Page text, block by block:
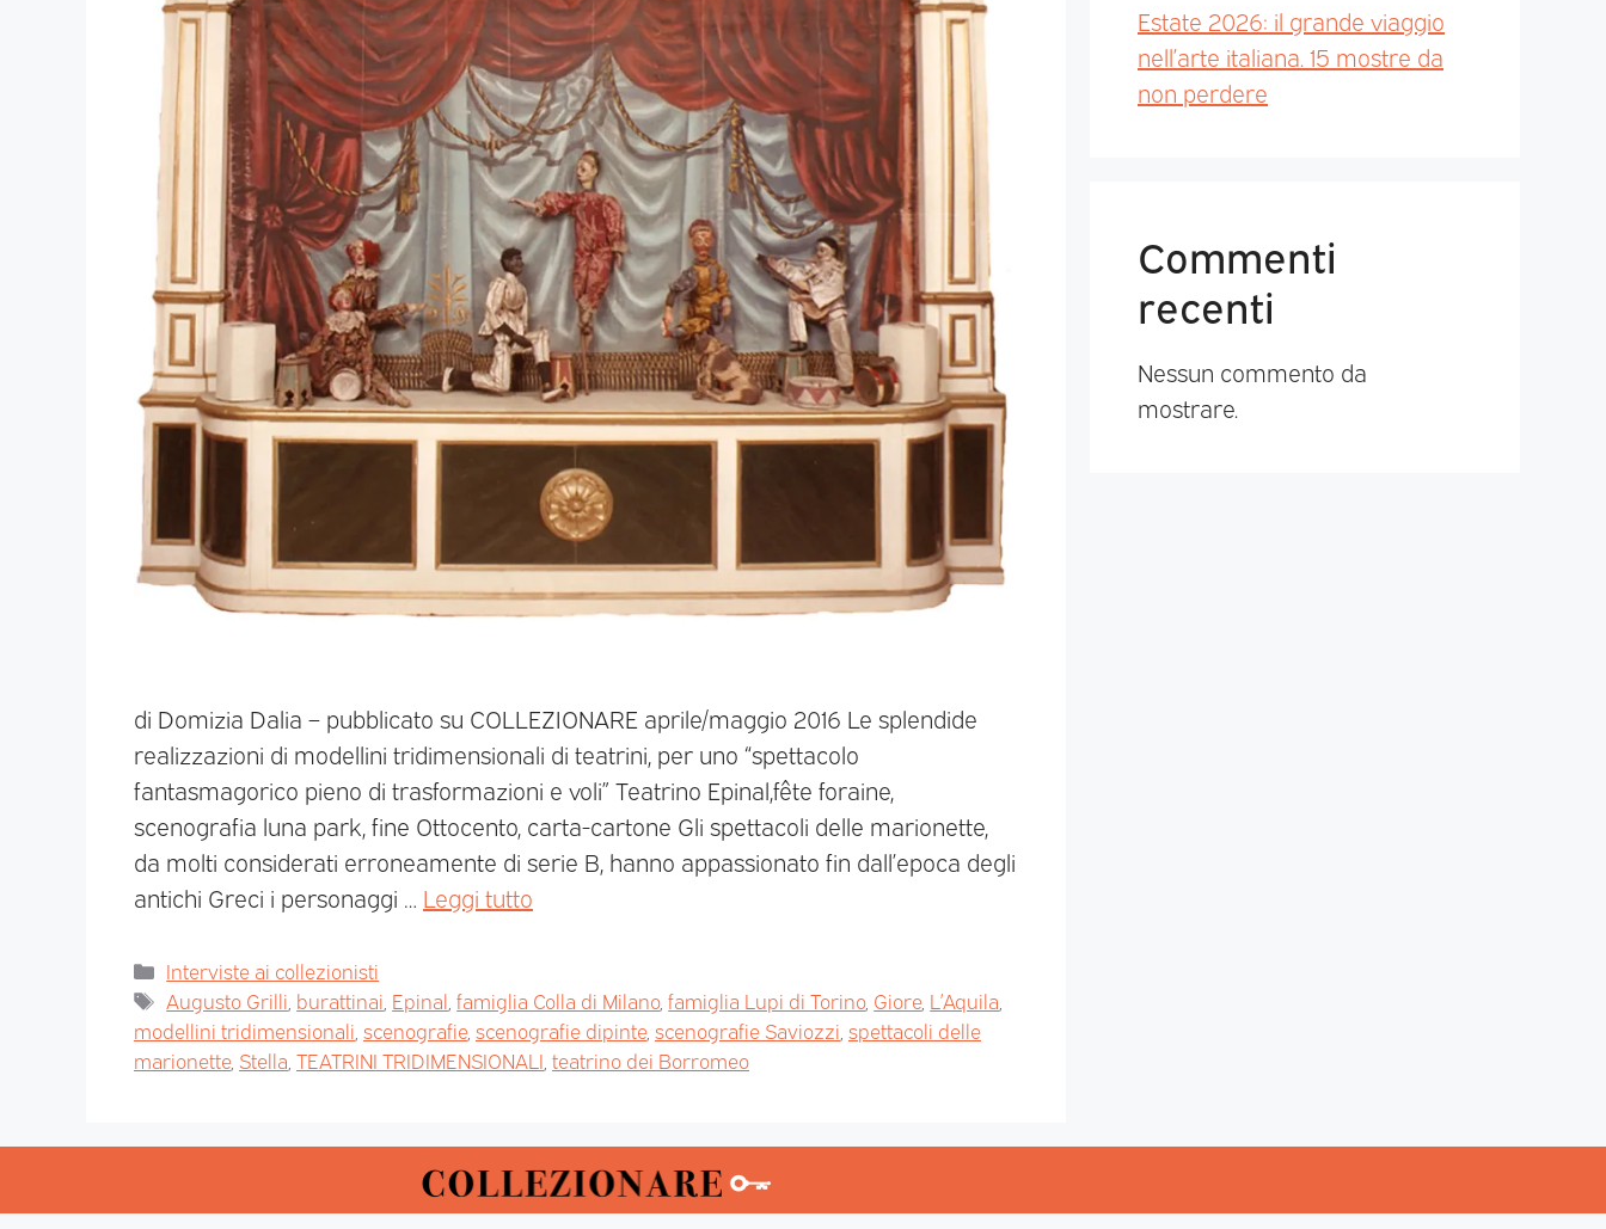
di Domizia Dalia – pubblicato su COLLEZIONARE aprile/maggio 2016 Le splendide
realizzazioni di modellini tridimensionali di teatrini, per uno “spettacolo
fantasmagorico pieno di trasformazioni e voli” Teatrino Epinal,fête foraine,
scenografia luna park, fine Ottocento, carta-cartone Gli spettacoli delle marionette,
da molti considerati erroneamente di serie B, hanno appassionato fin dall’epoca degli
antichi Greci i personaggi … Leggi tutto
Interviste ai collezionisti
Augusto Grilli burattinai Epinal ,famiglia Colla di Milano,famiglia Lupi di Torino, Giore, L’Aquila
modellini tridimensionali scenografie, scenografie dipinte, scenografie Saviozzi spettacoli delle
marionette, Stella TEATRINI TRIDIMENSIONALI teatrino dei Borromeo
Estate 2026: il grande viaggio
nell’arte italiana. 15 mostre da
non perdere
Commenti
recenti
Nessun commento da
mostrare.